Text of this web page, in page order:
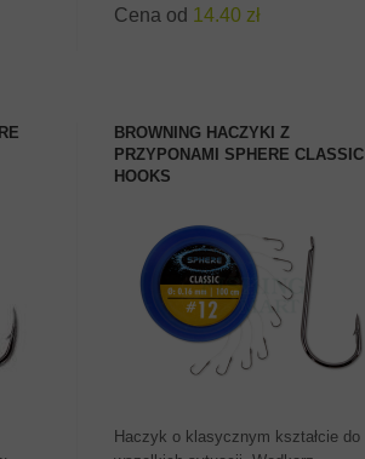
Cena od 14.40 zł
BROWNING HACZYKI Z
PRZYPONAMI SPHERE CLASSIC
HOOKS
ZOBACZ PRODUKT
Haczyk o klasycznym kształcie do